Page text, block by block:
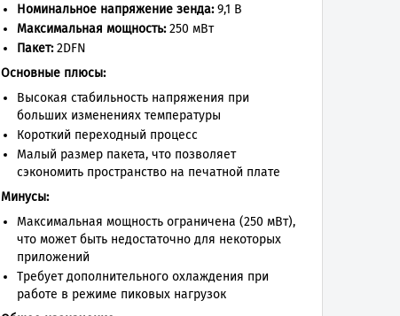
Номинальное напряжение зенда:9,1 В
Максимальная мощность:250 мВт
Пакет:2DFN
Основные плюсы:
Высокая стабильность напряжения при
больших изменениях температуры
Короткий переходный процесс
Малый размер пакета, что позволяет
сэкономить пространство на печатной плате
Минусы:
Максимальная мощность ограничена (250 мВт),
что может быть недостаточно для некоторых
приложений
Требует дополнительного охлаждения при
работе в режиме пиковых нагрузок